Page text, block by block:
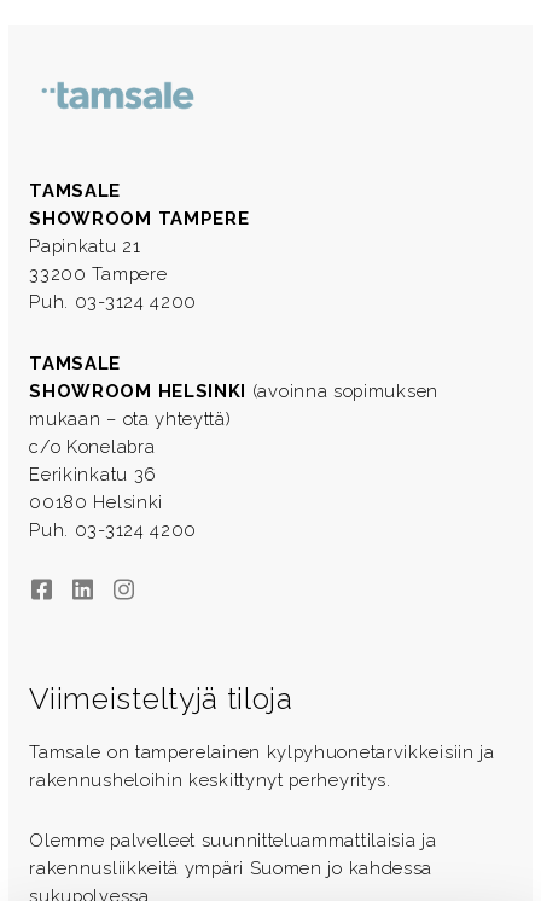
TAMSALE
SHOWROOM TAMPERE
Papinkatu 21
33200 Tampere
Puh. 03-3124 4200
TAMSALE
SHOWROOM HELSINKI (avoinna sopimuksen
mukaan – ota yhteyttä)
c/o Konelabra
Eerikinkatu 36
00180 Helsinki
Puh. 03-3124 4200
FacebookLinkedInInstagram
Viimeisteltyjä tiloja
Tamsale on tamperelainen kylpyhuonetarvikkeisiin ja
rakennusheloihin keskittynyt perheyritys.
Olemme palvelleet suunnitteluammattilaisia ja
rakennusliikkeitä ympäri Suomen jo kahdessa
sukupolvessa.